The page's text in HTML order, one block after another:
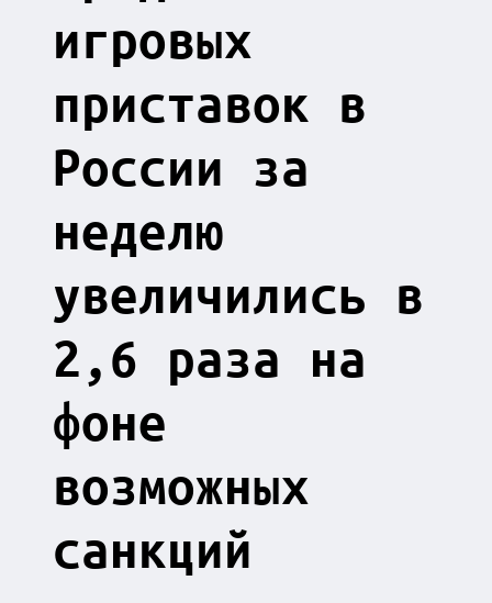
игровых
приставок в
России за
неделю
увеличились в
2,6 раза на
фоне
возможных
санкций